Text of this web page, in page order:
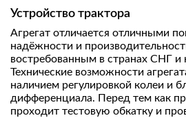
Устройство трактора
Агрегат отличается отличными
надёжности и
востребованным в странах СНГ и
Технические возможности
наличием регулировкой колеи и
дифференциала. Перед тем как
проходит тестовую обкатку и